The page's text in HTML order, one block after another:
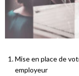
Mise en place de
employeur